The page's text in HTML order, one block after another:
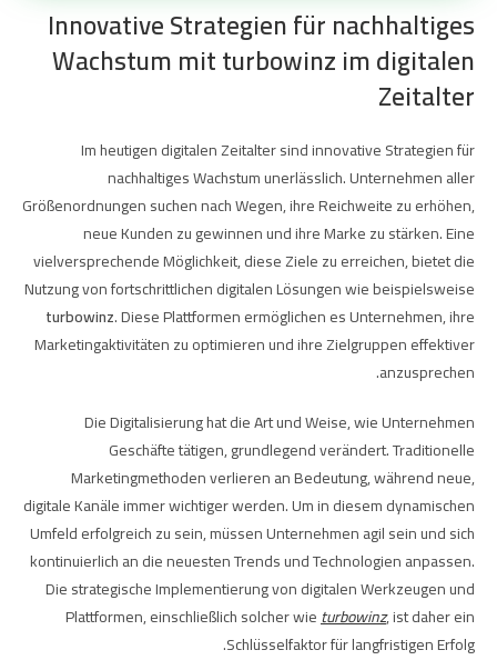
Innovative Strategien für nachhaltiges
Wachstum mit turbowinz im digitalen
Zeitalter
Im heutigen digitalen Zeitalter sind innovative Strategien für
nachhaltiges Wachstum unerlässlich. Unternehmen aller
Größenordnungen suchen nach Wegen, ihre Reichweite zu erhöhen,
neue Kunden zu gewinnen und ihre Marke zu stärken. Eine
vielversprechende Möglichkeit, diese Ziele zu erreichen, bietet die
Nutzung von fortschrittlichen digitalen Lösungen wie beispielsweise
turbowinz. Diese Plattformen ermöglichen es Unternehmen, ihre
Marketingaktivitäten zu optimieren und ihre Zielgruppen effektiver
anzusprechen.
Die Digitalisierung hat die Art und Weise, wie Unternehmen
Geschäfte tätigen, grundlegend verändert. Traditionelle
Marketingmethoden verlieren an Bedeutung, während neue,
digitale Kanäle immer wichtiger werden. Um in diesem dynamischen
Umfeld erfolgreich zu sein, müssen Unternehmen agil sein und sich
kontinuierlich an die neuesten Trends und Technologien anpassen.
Die strategische Implementierung von digitalen Werkzeugen und
Plattformen, einschließlich solcher wieturbowinz, ist daher ein
Schlüsselfaktor für langfristigen Erfolg.